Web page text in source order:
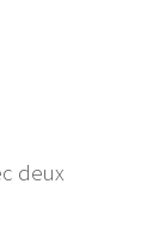
deux